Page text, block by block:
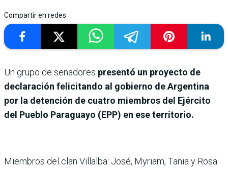
Compartir en redes
Un grupo de senadores presentó un proyecto de
declaración felicitando al gobierno de Argentina
por la detención de cuatro miembros del Ejército
del Pueblo Paraguayo (EPP) en ese territorio.
Miembros del clan Villalba: José, Myriam, Tania y Rosa